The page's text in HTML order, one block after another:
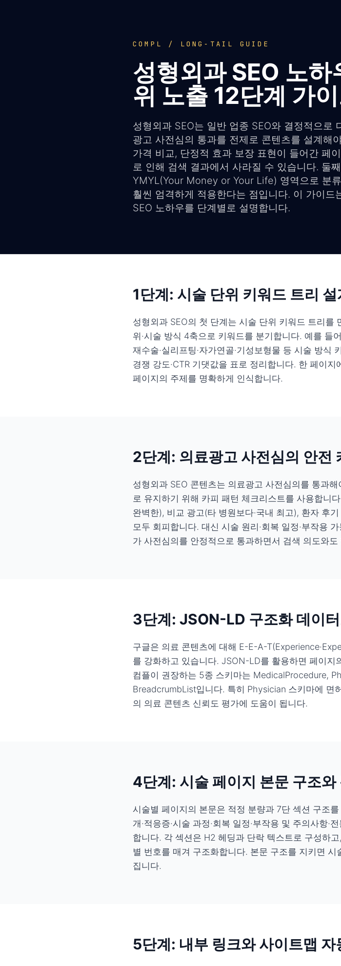
COMPL / LONG-TAIL GUIDE
성형외과 SEO 노
위 노출 12단계 가
성형외과 SEO는 일반 업종 SEO와 결정적으로
광고 사전심의 통과를 전제로 콘텐츠를 설계해
가격 비교, 단정적 효과 보장 표현이 들어간 페
로 인해 검색 결과에서 사라질 수 있습니다. 둘
YMYL(Your Money or Your Life) 영역으로 분
훨씬 엄격하게 적용한다는 점입니다. 이 가이드
SEO 노하우를 단계별로 설명합니다.
1단계: 시술 단위 키워드 트리 설
성형외과 SEO의 첫 단계는 시술 단위 키워드 트리를
위·시술 방식 4축으로 키워드를 분기합니다. 예를 들
재수술·실리프팅·자가연골·기성보형물 등 시술 방식
경쟁 강도·CTR 기댓값을 표로 정리합니다. 한 페이
페이지의 주제를 명확하게 인식합니다.
2단계: 의료광고 사전심의 안전
성형외과 SEO 콘텐츠는 의료광고 사전심의를 통과
로 유지하기 위해 카피 패턴 체크리스트를 사용합니
완벽한), 비교 광고(타 병원보다·국내 최고), 환자 후
모두 회피합니다. 대신 시술 원리·회복 일정·부작용
가 사전심의를 안정적으로 통과하면서 검색 의도와도
3단계: JSON-LD 구조화 데이
구글은 의료 콘텐츠에 대해 E-E-A-
를 강화하고 있습니다. JSON-LD를 활용하면 페이지
컴플이 권장하는 5종 스키마는 MedicalProcedure,
BreadcrumbList입니다. 특히 Physician 스키마에 면
의 의료 콘텐츠 신뢰도 평가에 도움이 됩니다.
4단계: 시술 페이지 본문 구조와
시술별 페이지의 본문은 적정 분량과 7단 섹션 구조
개·적응증·시술 과정·회복 일정·부작용 및 주의사항·
합니다. 각 섹션은 H2 헤딩과 단락 텍스트로 구성하
별 번호를 매겨 구조화합니다. 본문 구조를 지키면
집니다.
5단계: 내부 링크와 사이트맵 자